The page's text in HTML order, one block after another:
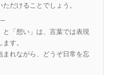
だけることでしょう。
「想い」は、言葉では表現
す。
れながら、どうぞ日常を忘